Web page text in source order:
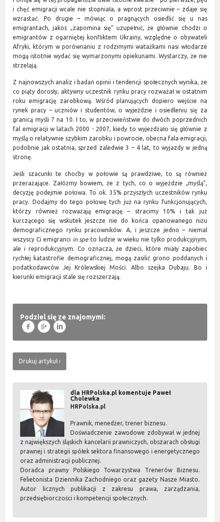
i chęć emigracji wcale nie stopniała, a wprost przeciwnie – zdaje się
wzrastać. Po drugie – mówiąc o pragnących osiedlić się u nas
emigrantach, jakoś „zapomina się” uzupełnić, że głównie chodzi o
emigrantów z ogarniętej konfliktem Ukrainy, względne o obywateli
Afryki, którym w porównaniu z rodzimymi watażkami nasi włodarze
mogą istotnie wydać się wymarzonymi opiekunami. Wystarczy, że nie
strzelają.
Z najnowszych analiz i badań opinii i tendencji społecznych wynika, że
co piąty dorosły, aktywny uczestnik rynku pracy rozważał w ostatnim
roku emigrację zarobkową. Wśród planujących dopiero wejście na
rynek pracy – uczniów i studentów, o wyjeździe i osiedleniu się za
granicą myśli 7 na 10. I to, w przeciwieństwie do dwóch poprzednich
fal emigracji w latach 2000 - 2007, kiedy to wyjeżdżało się głównie z
myślą o relatywnie szybkim zarobku i powrocie, obecna fala emigracji,
podobnie jak ostatnia, sprzed zaledwie 3 – 4 lat, to wyjazdy w jedną
stronę.
Jeśli szacunki te choćby w połowie są prawdziwe, to są również
przerażające. Załóżmy bowiem, że z tych, co o wyjeździe „myślą”,
decyzję podejmie połowa. To ok. 35% przyszłych uczestników rynku
pracy. Dodajmy do tego połowę tych już na rynku funkcjonujących,
którzy również rozważają emigrację – stracimy 10% i tak już
kurczącego się wskutek jeszcze nie do końca opanowanego niżu
demograficznego rynku pracowników. A, i jeszcze jedno – niemal
wszyscy Ci emigranci in spe to ludzie w wieku nie tylko produkcyjnym,
ale i reprodukcyjnym. Co oznacza, że dzieci, które miały zapobiec
rychłej katastrofie demograficznej, mogą zasilić grono poddanych i
podatkodawców Jej Królewskiej Mości. Albo szejka Dubaju. Bo i
kierunki emigracji stale się rozszerzają.
Podziel się ze znajomymi:
f g l
Drukuj artykuł
dla HRPolska.pl komentuje Paweł
Cholewka
HRPolska.pl
Prawnik, menedżer, trener biznesu.
Doświadczenie zawodowe zdobywał w jednej
z największych śląskich kancelarii prawniczych, obszarach obsługi
prawnej i strategii spółek sektora finansowego i energetycznego
oraz administracji publicznej.
Doradca prawny Polskiego Towarzystwa Trenerów Biznesu.
Felietonista Dziennika Zachodniego oraz gazety Nasze Miasto.
Autor licznych publikacji z zakresu prawa, zarządzania,
przedsiębiorczości i kompetencji społecznych.